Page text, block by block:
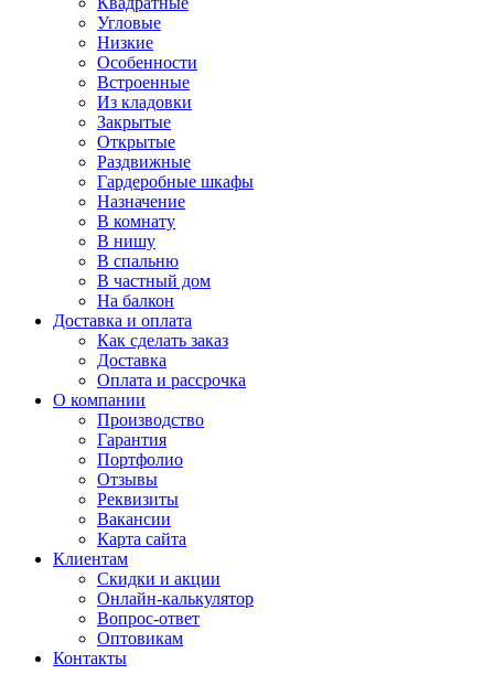
Угловые
Низкие
Особенности
Встроенные
Из кладовки
Закрытые
Открытые
Раздвижные
Гардеробные шкафы
Назначение
В комнату
В нишу
В спальню
В частный дом
На балкон
Доставка и оплата
Как сделать заказ
Доставка
Оплата и рассрочка
О компании
Производство
Гарантия
Портфолио
Отзывы
Реквизиты
Вакансии
Карта сайта
Клиентам
Скидки и акции
Онлайн-калькулятор
Вопрос-ответ
Оптовикам
Контакты